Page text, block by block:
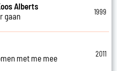
Alberts
gaan
1999
met me mee
2011